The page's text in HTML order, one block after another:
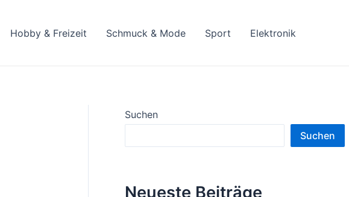
Hobby & Freizeit Schmuck & Mode Sport Elektronik
Suchen
Suchen
Neueste Beiträge